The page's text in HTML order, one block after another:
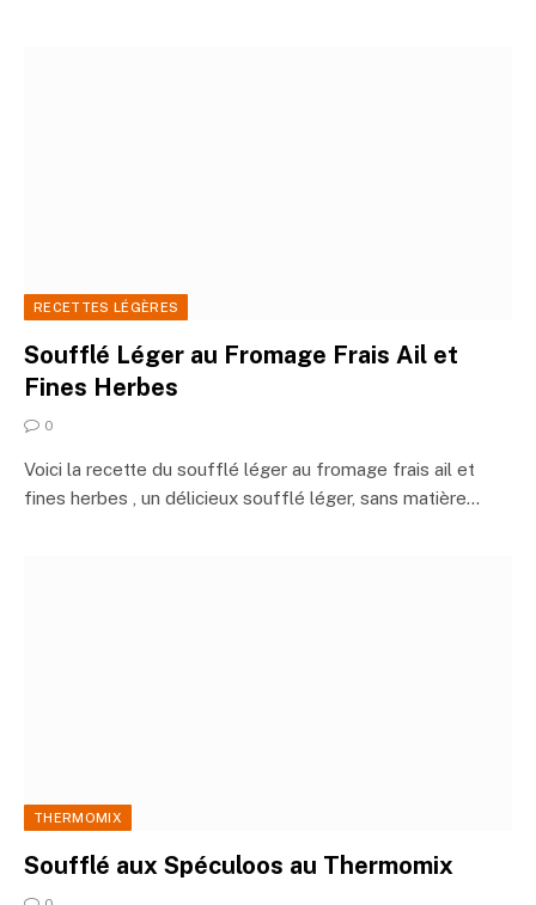
RECETTES LÉGÈRES
Soufflé Léger au Fromage Frais Ail et
Fines Herbes
0
Voici la recette du soufflé léger au fromage frais ail et
fines herbes , un délicieux soufflé léger, sans matière…
THERMOMIX
Soufflé aux Spéculoos au Thermomix